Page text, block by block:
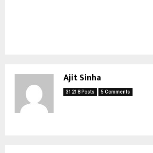
Ajit Sinha
31218 Posts 5 Comments